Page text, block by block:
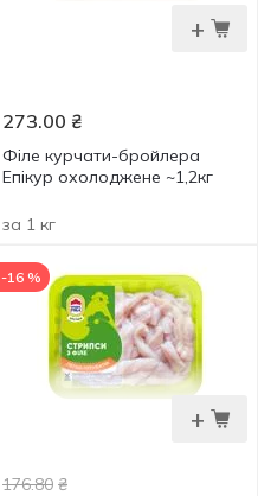
+
273.00 ₴
Філе курчати-бройлера
Епікур охолоджене ~1,2кг
за 1 кг
+
-16 %
176.80 ₴